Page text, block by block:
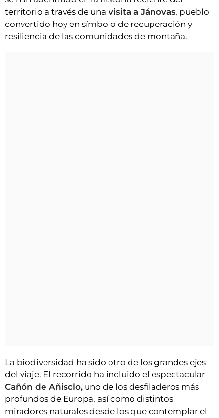
territorio a través de una visita a Jánovas, pueblo
convertido hoy en símbolo de recuperación y
resiliencia de las comunidades de montaña.
La biodiversidad ha sido otro de los grandes ejes
del viaje. El recorrido ha incluido el espectacular
Cañón de Añisclo, uno de los desfiladeros más
profundos de Europa, así como distintos
miradores naturales desde los que contemplar el